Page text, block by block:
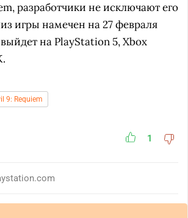
разработчики не исключают его
игры намечен на 27 февраля
на PlayStation 5, Xbox
9: Requiem
1